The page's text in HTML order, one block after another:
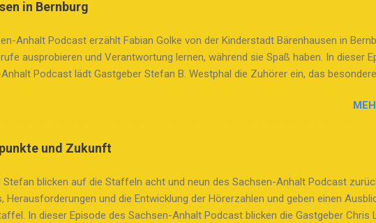
sogar zum immateriellen Kulturerbe der UNESCO – ein Zeichen seiner kulturellen
in Bernburg
Anhalt Podcast erzählt Fabian Golke von der Kinderstadt Bärenhausen in
ausprobieren und Verantwortung lernen, während sie Spaß haben. In dieser
Podcast lädt Gastgeber Stefan B. Westphal die Zuhörer ein, das besondere
in der Stadt für eine Woche verschiedene Berufe ausprobieren und dabei wichtige
erlernen können. Insgesamt stehen 50 Berufe zur Auswahl, die den
und soziale Verantwortung spielerisch näherbringen. Fabian teilt seine
als ehemaliger Teilnehmer und Helfer und betont, wie ernst die Kinder ihre
Grundlagen und Verantwortung. Humorvolle Einblicke in die
und Zukunft
Stefan blicken auf die Staffeln acht und neun des Sachsen-Anhalt Podcast
Herausforderungen und die Entwicklung der Hörerzahlen und geben einen
In dieser Episode des Sachsen-Anhalt Podcast blicken die Gastgeber Chris